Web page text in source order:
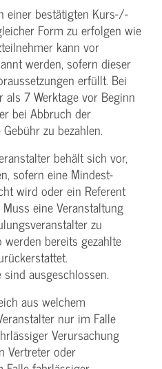
einer bestätigten Kurs-/­
Form zu erfolgen wie
kann vor
werden, sofern dieser
erfüllt. Bei
7 Werktage vor Beginn
bei Abbruch der
zu bezahlen.
behält sich vor,
sofern eine Mindest­
wird oder ein Referent
eine Veranstaltung
zu
bereits gezahlte
ausgeschlossen.
aus welchem
nur im Falle
Verursachung
Vertreter oder